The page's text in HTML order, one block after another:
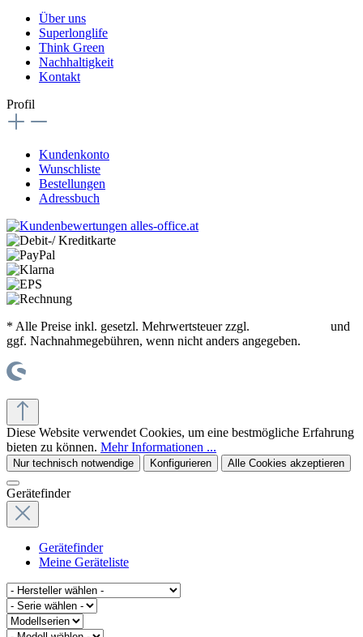
Über uns
Superlonglife
Think Green
Nachhaltigkeit
Kontakt
Profil
Kundenkonto
Wunschliste
Bestellungen
Adressbuch
* Alle Preise inkl. gesetzl. Mehrwertsteuer zzgl.
und
ggf. Nachnahmegebühren, wenn nicht anders angegeben.
Diese Website verwendet Cookies, um eine bestmögliche Erfahrung
bieten zu können. Mehr Informationen ...
Nur technisch notwendige Konfigurieren Alle Cookies akzeptieren
Gerätefinder
Gerätefinder
Meine Geräteliste